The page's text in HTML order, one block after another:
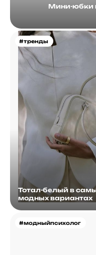
Мини-юбки
#тренды
Тотал-белый в
модных вариантах
#модныйпсихолог